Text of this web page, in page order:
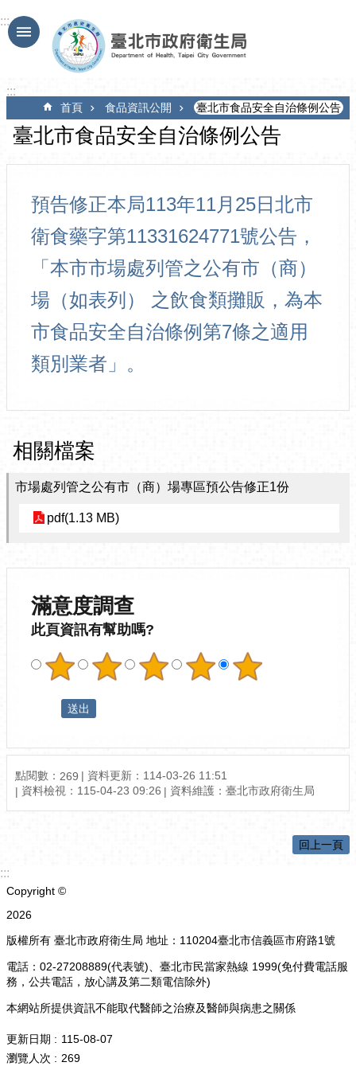
跳到主要內容區塊
:::
:::
首頁 食品資訊公開 臺北市食品安全自治條例公告
臺北市食品安全自治條例公告
預告修正本局113年11月25日北市
衛食藥字第11331624771號公告，
「本市市場處列管之公有市（商）
場（如表列） 之飲食類攤販，為本
市食品安全自治條例第7條之適用
類別業者」。
相關檔案
市場處列管之公有市（商）場專區預公告修正1份
pdf(1.13 MB)
滿意度調查
此頁資訊有幫助嗎?
點閱數： 269
資料更新：114-03-26 11:51
資料檢視：115-04-23 09:26
資料維護：臺北市政府衛生局
回上一頁
:::
Copyright ©
2026
版權所有 臺北市政府衛生局 地址：110204臺北市信義區市府路1號
電話：02-27208889(代表號)、臺北市民當家熱線 1999(免付費電話服
務，公共電話，放心講及第二類電信除外)
本網站所提供資訊不能取代醫師之治療及醫師與病患之關係
更新日期
115-08-07
瀏覽人次
269